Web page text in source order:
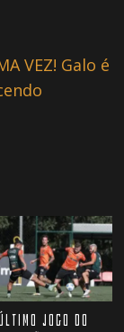
VEZ! Galo é
jogo do